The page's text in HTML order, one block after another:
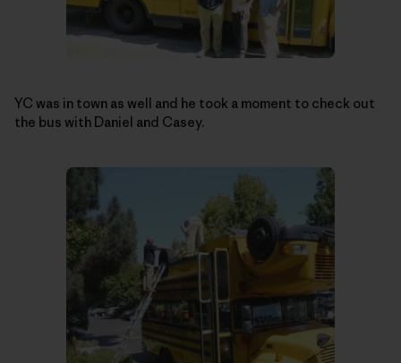
YC was in town as well and he took a moment to check out
the bus with Daniel and Casey.